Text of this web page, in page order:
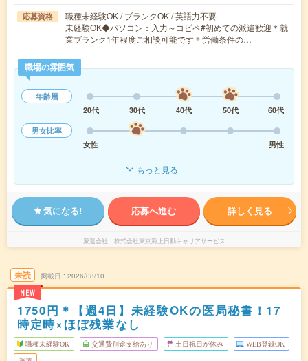
応募資格
職種未経験OK / ブランクOK / 英語力不要
未経験OK◆パソコン：入力～コピペ#初めての派遣歓迎＊就
業ブランク1年程度ご相談可能です＊労働条件の…
職場の雰囲気
年齢層
20代
30代 40代 50代
60代
男女比率
女性
男性
もっと見る
気になる! 応募へ進む 詳しく見る
派遣会社 株式会社東京海上日動キャリアサービス
未読
NEW
掲載日 2026/08/10
1750円＊【週4日】未経験OKの医局秘書！17
時定時×ほぼ残業なし
職種未経験OK 交通費別途支給あり 土日祝日が休み WEB登録OK